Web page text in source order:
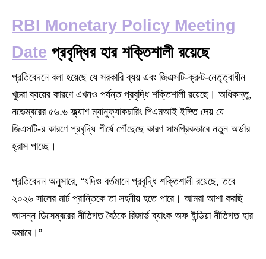
RBI Monetary Policy Meeting
Date প্রবৃদ্ধির হার শক্তিশালী রয়েছে
প্রতিবেদনে বলা হয়েছে যে সরকারি ব্যয় এবং জিএসটি-ক্রুট-নেতৃত্বাধীন
খুচরা ব্যয়ের কারণে এখনও পর্যন্ত প্রবৃদ্ধি শক্তিশালী রয়েছে। অধিকন্তু,
নভেম্বরের ৫৬.৬ ফ্ল্যাশ ম্যানুফ্যাকচারিং পিএমআই ইঙ্গিত দেয় যে
জিএসটি-র কারণে প্রবৃদ্ধি শীর্ষে পৌঁছেছে কারণ সামগ্রিকভাবে নতুন অর্ডার
হ্রাস পাচ্ছে।
প্রতিবেদন অনুসারে, “যদিও বর্তমানে প্রবৃদ্ধি শক্তিশালী রয়েছে, তবে
২০২৬ সালের মার্চ প্রান্তিকে তা সহনীয় হতে পারে। আমরা আশা করছি
আসন্ন ডিসেম্বরের নীতিগত বৈঠকে রিজার্ভ ব্যাংক অফ ইন্ডিয়া নীতিগত হার
কমাবে।”